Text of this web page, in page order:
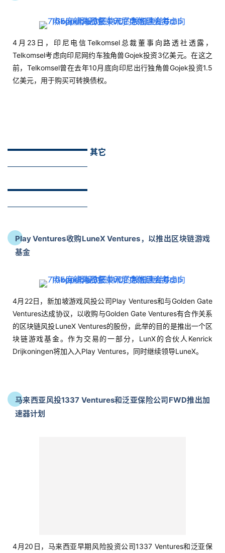
首
页
分
4月23日，印尼电信Telkomsel总裁董事向路透社透露，
Telkomsel考虑向印尼网约车独角兽Gojek投资3亿美元。在这之
前，Telkomsel曾在去年10月底向印尼出行独角兽Gojek投资1.5
亿美元，用于购买可转换债权。
其它
Play Ventures收购LuneX Ventures，以推出区块链游戏
基金
4月22日，新加坡游戏风投公司Play Ventures和与Golden Gate
Ventures达成协议，以收购与Golden Gate Ventures有合作关系
的区块链风投LuneX Ventures的股份，此举的目的是推出一个区
块链游戏基金。作为交易的一部分，LunX的合伙人Kenrick
Drijkoningen将加入入Play Ventures，同时继续领导LuneX。
马来西亚风投1337 Ventures和泛亚保险公司FWD推出加
速器计划
4月20日，马来西亚早期风险投资公司1337 Ventures和泛亚保